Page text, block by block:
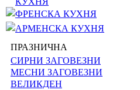
ФРЕНСКА КУХНЯ
АРМЕНСКА КУХНЯ
ПРАЗНИЧНА
СИРНИ ЗАГОВЕЗНИ
МЕСНИ ЗАГОВЕЗНИ
ВЕЛИКДЕН